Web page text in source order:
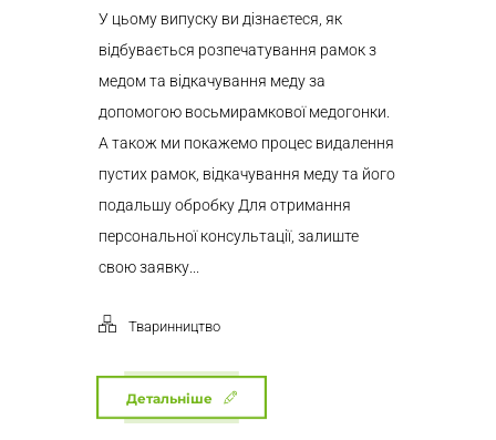
У цьому випуску ви дізнаєтеся, як
відбувається розпечатування рамок з
медом та відкачування меду за
допомогою восьмирамкової медогонки.
А також ми покажемо процес видалення
пустих рамок, відкачування меду та його
подальшу обробку Для отримання
персональної консультації, залиште
свою заявку...
Тваринництво
Детальніше